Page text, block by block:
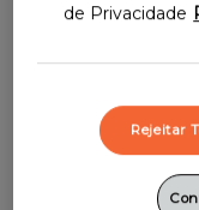
suporte
cognitivo
de Privacidade
Rejeitar